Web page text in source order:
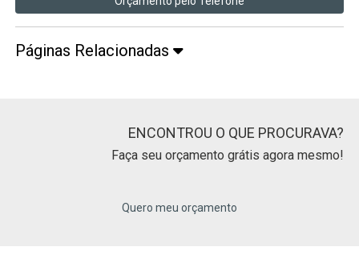
Páginas Relacionadas
ENCONTROU O QUE PROCURAVA?
Faça seu orçamento grátis agora mesmo!
Quero meu orçamento